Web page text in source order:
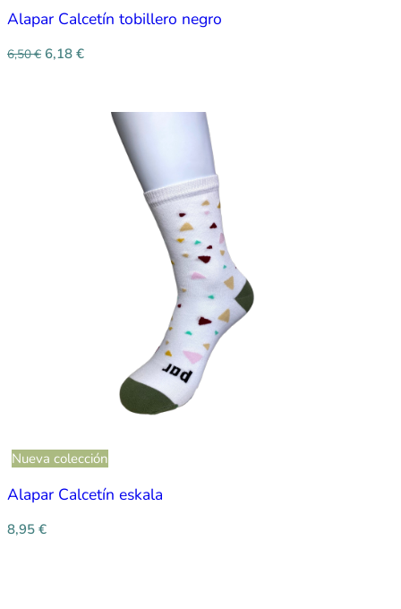
Alapar Calcetín tobillero negro
6,50€ 6,18 €
Nueva colección
Alapar Calcetín eskala
8,95 €